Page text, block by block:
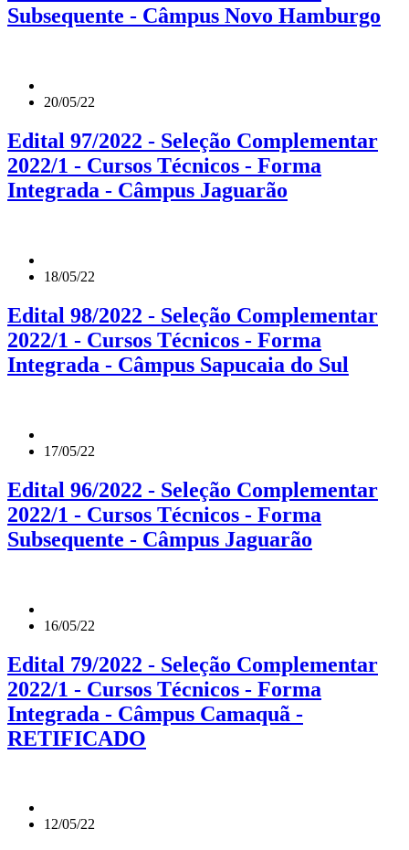
Subsequente - Câmpus Novo Hamburgo
20/05/22
Edital 97/2022 - Seleção Complementar
2022/1 - Cursos Técnicos - Forma
Integrada - Câmpus Jaguarão
18/05/22
Edital 98/2022 - Seleção Complementar
2022/1 - Cursos Técnicos - Forma
Integrada - Câmpus Sapucaia do Sul
17/05/22
Edital 96/2022 - Seleção Complementar
2022/1 - Cursos Técnicos - Forma
Subsequente - Câmpus Jaguarão
16/05/22
Edital 79/2022 - Seleção Complementar
2022/1 - Cursos Técnicos - Forma
Integrada - Câmpus Camaquã -
RETIFICADO
12/05/22